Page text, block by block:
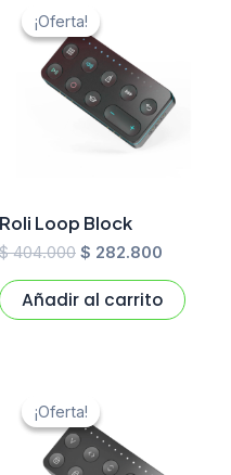
¡Oferta!
¡Oferta!
Roli Loop Block
$404.000
precio
original
era:
$ 404.000.
$ 282.800
Añadir al carrito
¡Oferta!
¡Oferta!precio
original
era:
$ 404.000.